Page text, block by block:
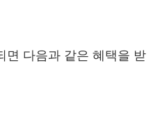
면 다음과 같은 혜택을 받